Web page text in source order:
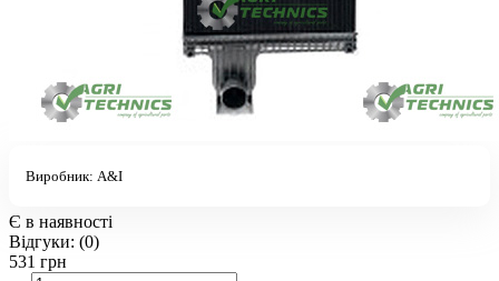
Виробник: A&I
Є в наявності
Відгуки: (0)
531 грн